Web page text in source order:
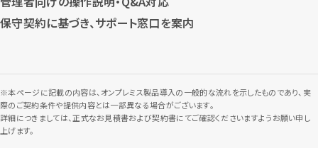
保守契約に基づき、サポート窓口を案内
※本ページに記載の内容は、オンプレミス製品導入の一般的な流れを示したものであり、実
際のご契約条件や提供内容とは一部異なる場合がございます。
詳細につきましては、正式なお見積書および契約書にてご確認くださいますようお願い申し
上げます。